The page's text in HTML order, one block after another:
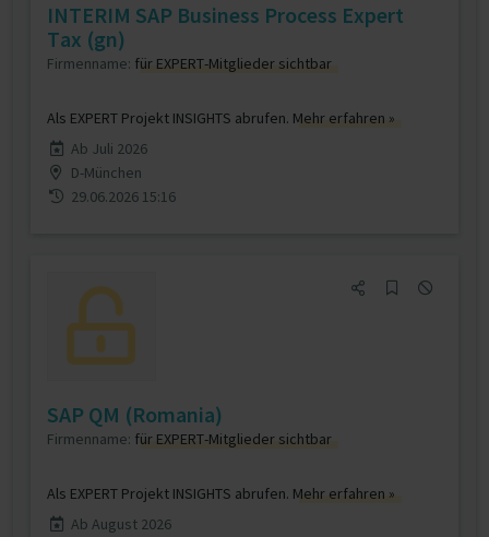
INTERIM SAP Business Process Expert
Tax (gn)
Firmenname: für EXPERT-Mitglieder sichtbar
Als EXPERT Projekt INSIGHTS abrufen. Mehr erfahren »
Ab Juli 2026
D-München
29.06.2026 15:16
SAP QM (Romania)
Firmenname: für EXPERT-Mitglieder sichtbar
Als EXPERT Projekt INSIGHTS abrufen. Mehr erfahren »
Ab August 2026